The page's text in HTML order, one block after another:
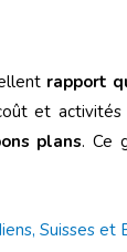
rapport
et
plans. Ce
Suisses et